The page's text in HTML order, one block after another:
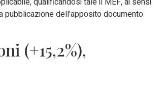
pubblicazione dell’apposito documento
(+15,2%),